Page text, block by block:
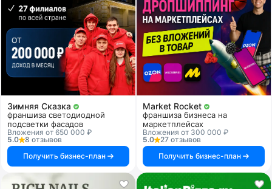
Зимняя Сказка
франшиза светодиодной
подсветки фасадов
Вложения от 650 000 ₽
5.0
8 отзывов
Получить бизнес-план
Market Rocket
франшиза бизнеса на
маркетплейсах
Вложения от 300 000 ₽
5.0
27 отзывов
Получить бизнес-план